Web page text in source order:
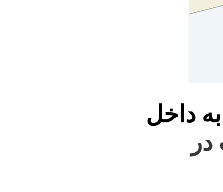
داخل